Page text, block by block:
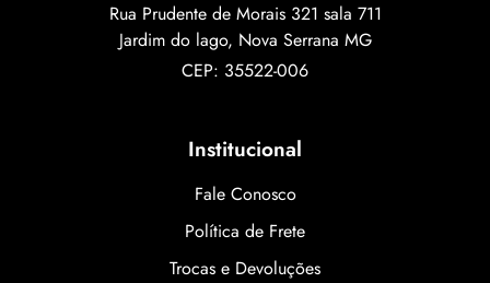
Rua Prudente de Morais 321 sala 711
Jardim do lago, Nova Serrana MG
CEP: 35522-006
Institucional
Fale Conosco
Política de Frete
Trocas e Devoluções